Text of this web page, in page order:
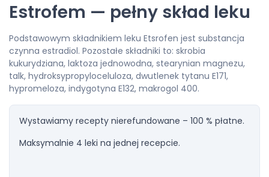
Estrofem — pełny skład leku
Podstawowym składnikiem leku Etsrofen jest substancja
czynna estradiol. Pozostałe składniki to: skrobia
kukurydziana, laktoza jednowodna, stearynian magnezu,
talk, hydroksypropyloceluloza, dwutlenek tytanu E171,
hypromeloza, indygotyna E132, makrogol 400.
Wystawiamy recepty nierefundowane – 100 % płatne.
Maksymalnie 4 leki na jednej recepcie.